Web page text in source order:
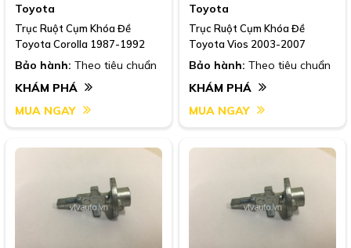
Toyota
Trục Ruột Cụm Khóa Đề
Toyota Corolla 1987-1992
Bảo hành: Theo tiêu chuẩn
KHÁM PHÁ
MUA NGAY
Toyota
Trục Ruột Cụm Khóa Đề
Toyota Vios 2003-2007
Bảo hành: Theo tiêu chuẩn
KHÁM PHÁ
MUA NGAY